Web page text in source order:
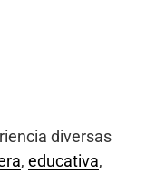
diversas
, educativa,